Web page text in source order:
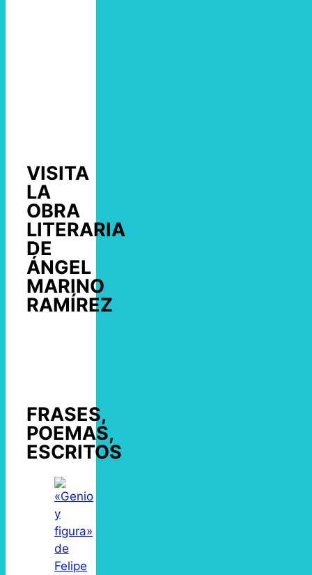
VISITA
LA
OBRA
LITERARIA
DE
ÁNGEL
MARINO
RAMÍREZ
FRASES,
POEMAS,
ESCRITOS